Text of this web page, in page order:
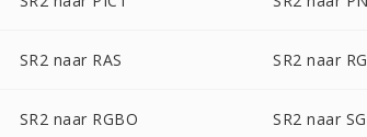
SR2 naar RAS SR2 naar
SR2 naar RGBO SR2 naar